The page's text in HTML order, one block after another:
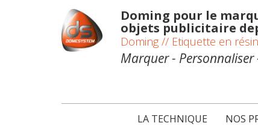
Doming pour le
objets publicitaire
Doming // Etiquette en
Marquer - Personnaliser
LA TECHNIQUE NOS